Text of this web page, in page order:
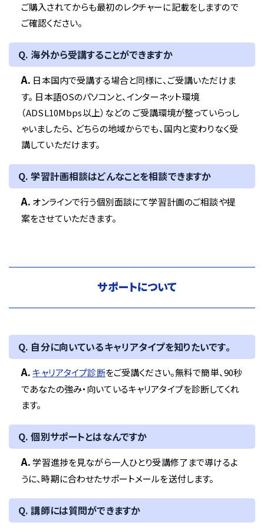
ご購入されてからも最初のレクチャーに記載をしますので
ご確認ください。
Q. 海外から受講することができますか
A. 日本国内で受講する場合と同様に、ご受講いただけま
す。 日本語OSのパソコンと、インターネット環境
（ADSL10Mbps以上）などの ご受講環境が整っていらっし
ゃいましたら、 どちらの地域からでも、国内と変わりなく受
講していただけます。
Q. 学習計画相談はどんなことを相談できますか
A. オンラインで行う個別面談にて学習計画のご相談や提
案をさせていただきます。
サポートについて
Q. 自分に向いているキャリアタイプを知りたいです。
A. キャリアタイプ診断をご受講ください。無料で簡単、90秒
であなたの強み・向いているキャリアタイプを診断してくれ
ます。
Q. 個別サポートとはなんですか
A.学習進捗を見ながら一人ひとり受講修了まで導けるよ
うに、時期に合わせたサポートメールを送付します。
Q. 講師には質問ができますか